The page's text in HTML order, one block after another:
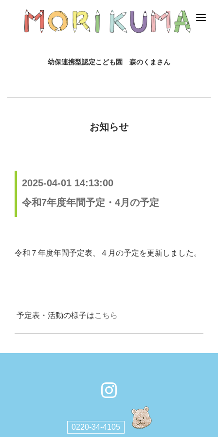
幼保連携型認定こども園 森のくまさん
お知らせ
2025-04-01 14:13:00
令和7年度年間予定・4月の予定
令和７年度年間予定表、４月の予定を更新しました。
予定表・活動の様子はこちら
0220-34-4105